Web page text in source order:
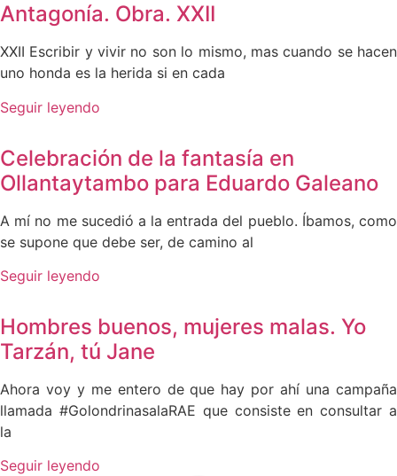
Antagonía. Obra. XXII
XXII Escribir y vivir no son lo mismo, mas cuando se hacen
uno honda es la herida si en cada
Seguir leyendo
Celebración de la fantasía en
Ollantaytambo para Eduardo Galeano
A mí no me sucedió a la entrada del pueblo. Íbamos, como
se supone que debe ser, de camino al
Seguir leyendo
Hombres buenos, mujeres malas. Yo
Tarzán, tú Jane
Ahora voy y me entero de que hay por ahí una campaña
llamada #GolondrinasalaRAE que consiste en consultar a
la
Seguir leyendo